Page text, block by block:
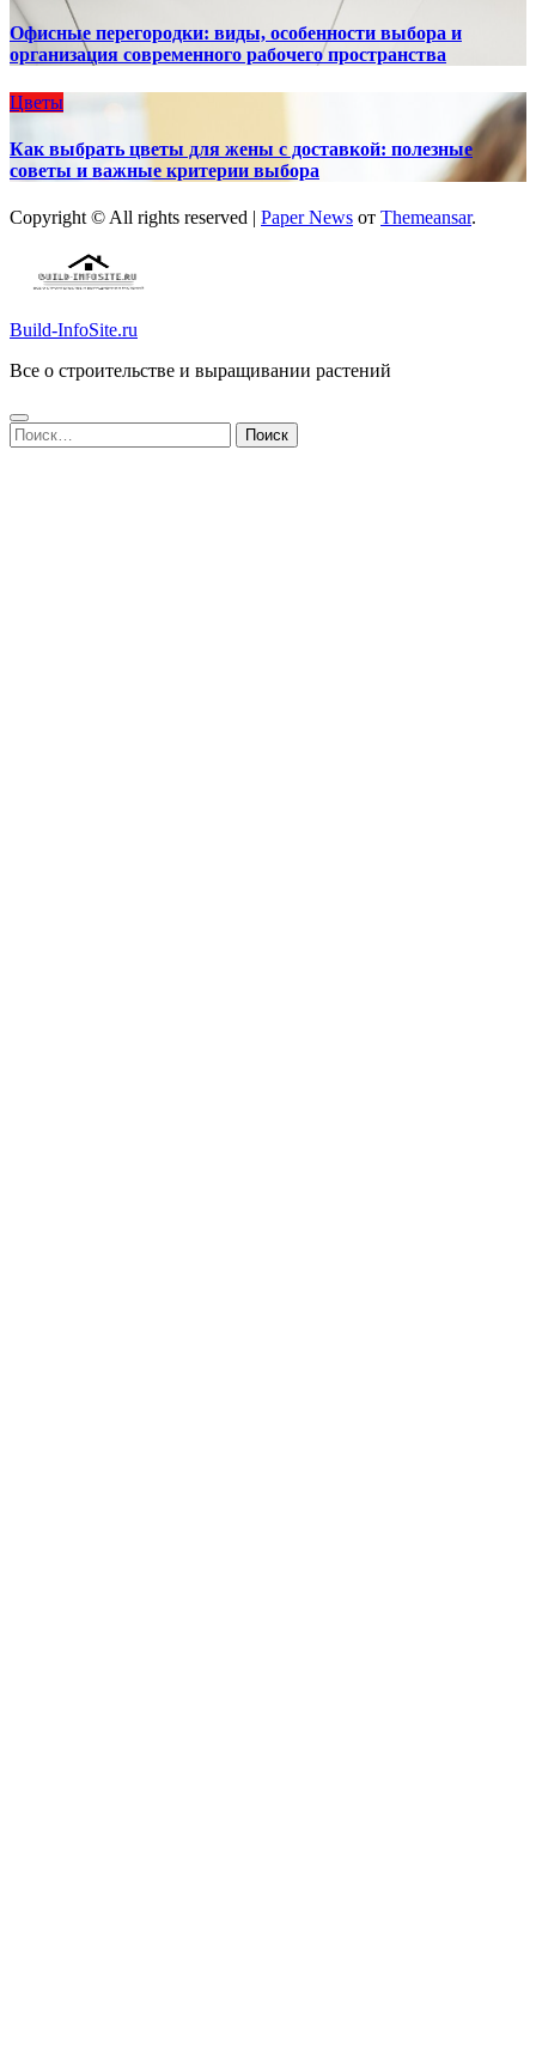
Офисные перегородки: виды, особенности выбора и
организация современного рабочего пространства
Цветы
Как выбрать цветы для жены с доставкой: полезные
советы и важные критерии выбора
Copyright © All rights reserved | Paper News от Themeansar.
Build-InfoSite.ru
Все о строительстве и выращивании растений
Найти: